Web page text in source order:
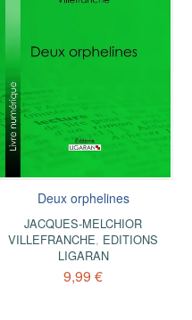
Deux orphelines
JACQUES-MELCHIOR
VILLEFRANCHE, EDITIONS
LIGARAN
9,99 €